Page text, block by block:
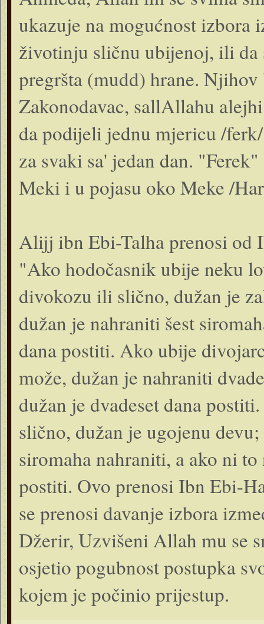
ukazuje na mogućnost izbora
životinju sličnu ubijenoj, ili da
pregršta (mudd) hrane.
Zakonodavac, sallAllahu
da podijeli jednu mjericu /
za svaki sa' jedan dan.
Meki i u pojasu oko Meke /
Alijj ibn Ebi-Talha prenosi od
"Ako hodočasnik ubije neku
divokozu ili slično, dužan je
dužan je nahraniti šest
dana postiti. Ako ubije
može, dužan je nahraniti
dužan je dvadeset dana
slično, dužan je ugojenu
siromaha nahraniti, a ako ni
postiti. Ovo prenosi Ibn Ebi-
se prenosi davanje izbora
Džerir, Uzvišeni Allah mu se
osjetio pogubnost postupka
kojem je počinio prijestup.